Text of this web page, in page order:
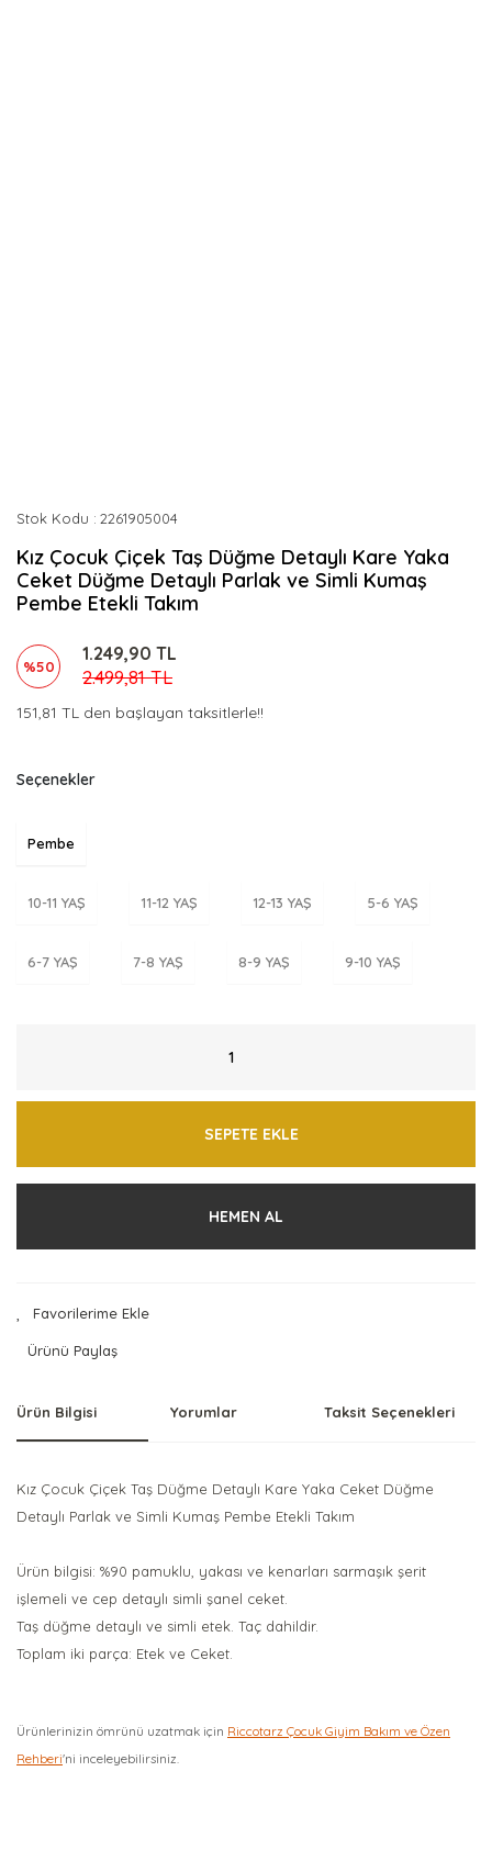
Stok Kodu 2261905004
Kız Çocuk Çiçek Taş Düğme Detaylı Kare Yaka
Ceket Düğme Detaylı Parlak ve Simli Kumaş
Pembe Etekli Takım
%50
1.249,90 TL
2.499,81 TL
151,81 TL den başlayan taksitlerle!!
Seçenekler
Pembe
10-11 YAŞ 11-12 YAŞ 12-13 YAŞ 5-6 YAŞ
6-7 YAŞ 7-8 YAŞ 8-9 YAŞ 9-10 YAŞ
SEPETE EKLE
HEMEN AL
Ürünü Paylaş
Ürün Bilgisi Yorumlar Taksit Seçenekleri
Kız Çocuk Çiçek Taş Düğme Detaylı Kare Yaka Ceket Düğme
Detaylı Parlak ve Simli Kumaş Pembe Etekli Takım
Ürün bilgisi: %90 pamuklu, yakası ve kenarları sarmaşık şerit
işlemeli ve cep detaylı simli şanel ceket.
Taş düğme detaylı ve simli etek. Taç dahildir.
Toplam iki parça: Etek ve Ceket.
Ürünlerinizin ömrünü uzatmak için Riccotarz Çocuk Giyim Bakım ve Özen
Rehberi'ni inceleyebilirsiniz.